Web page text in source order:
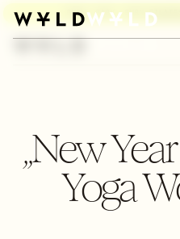
BURN, BABY, BURN:
„New
Yoga